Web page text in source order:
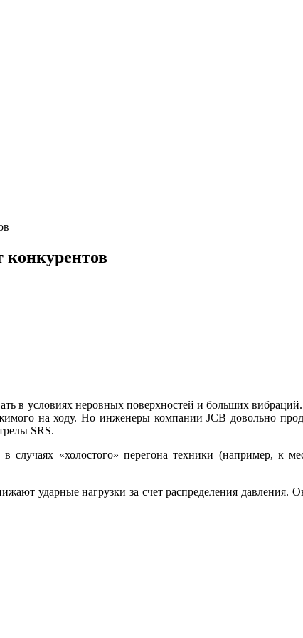
конкурентов
в условиях неровных поверхностей и больших
на ходу. Но инженеры компании JCB довольно
SRS.
«холостого» перегона техники (например, к
ударные нагрузки за счет распределения